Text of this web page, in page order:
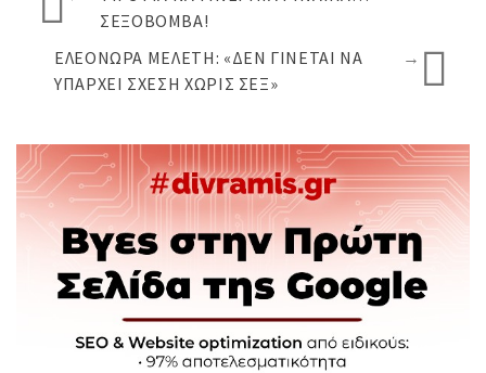
ΣΕΞΟΒΌΜΒΑ!
ΕΛΕΟΝΏΡΑ ΜΕΛΈΤΗ: «ΔΕΝ ΓΊΝΕΤΑΙ ΝΑ
ΥΠΆΡΧΕΙ ΣΧΈΣΗ ΧΩΡΊΣ ΣΕΞ»
→